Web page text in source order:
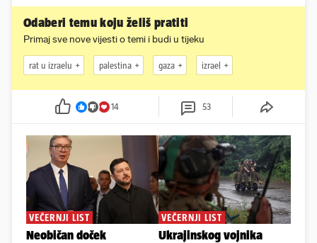
Odaberi temu koju želiš pratiti
Primaj sve nove vijesti o temi i budi u tijeku
rat u izraelu palestina gaza izrael
14 53